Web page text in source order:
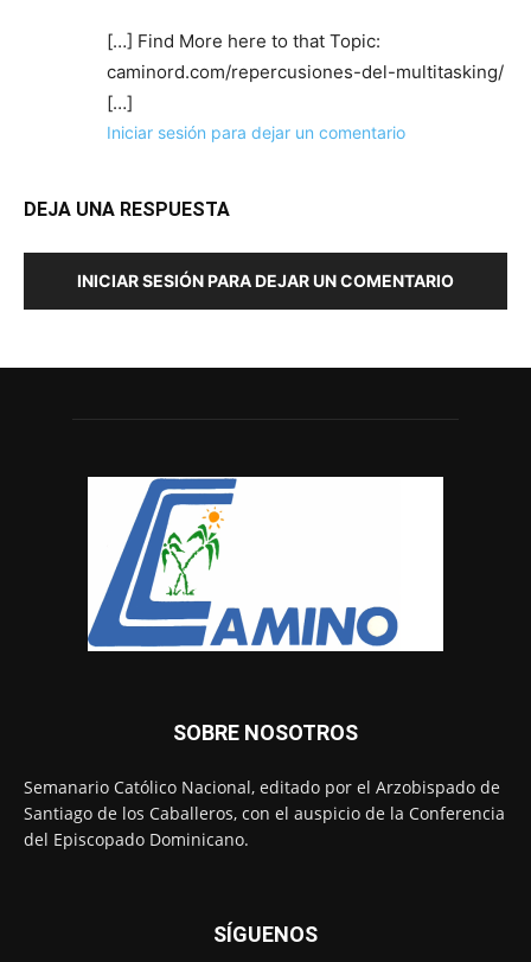
[…] Find More here to that Topic:
caminord.com/repercusiones-del-multitasking/
[…]
Iniciar sesión para dejar un comentario
DEJA UNA RESPUESTA
INICIAR SESIÓN PARA DEJAR UN COMENTARIO
SOBRE NOSOTROS
Semanario Católico Nacional, editado por el Arzobispado de
Santiago de los Caballeros, con el auspicio de la Conferencia
del Episcopado Dominicano.
SÍGUENOS